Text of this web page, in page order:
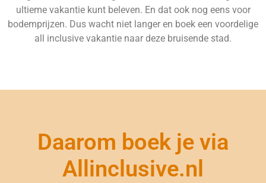
ultieme vakantie kunt beleven. En dat ook nog eens voor
bodemprijzen. Dus wacht niet langer en boek een voordelige
all inclusive vakantie naar deze bruisende stad.
Daarom boek je via
Allinclusive.nl